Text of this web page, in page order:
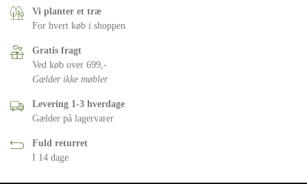
Vi planter et træ
For hvert køb i shoppen
Gratis fragt
Ved køb over 699,-
Gælder ikke møbler
Levering 1-3 hverdage
Gælder på lagervarer
Fuld returret
I 14 dage